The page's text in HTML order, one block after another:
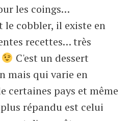
les coings…
le cobbler, il existe en
recettes… très
C'est un dessert
mais qui varie en
certaines pays et même
répandu est celui